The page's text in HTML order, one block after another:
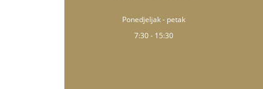
Ponedjeljak - petak
7:30 - 15:30